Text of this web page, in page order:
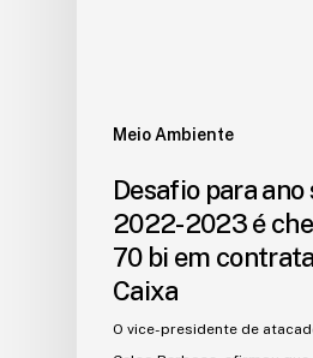
Meio Ambiente
Desafio para ano
2022-2023 é
70 bi em
Caixa
O vice-presidente de